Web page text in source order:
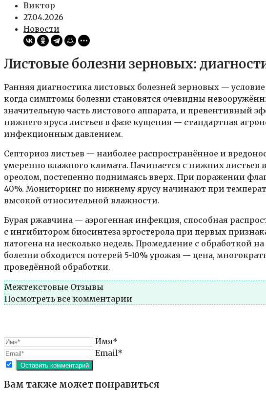
Виктор
27.04.2026
Новости
Листовые болезни зерновых:
Ранняя диагностика листовых болезней зерновых —
когда симптомы болезни становятся очевидны
значительную часть листового аппарата, и превентивный
нижнего яруса листьев в фазе кущения — стандартная
инфекционным давлением.
Септориоз листьев — наиболее распространённое и
умеренно влажного климата. Начинается с нижних листьев
ореолом, постепенно поднимаясь вверх. При поражении
40%. Мониторинг по нижнему ярусу начинают при
высокой относительной влажности.
Бурая ржавчина — аэрогенная инфекция, способная
с ингибитором биосинтеза эргостерола при первых
патогена на несколько недель. Промедление с обработкой
болезни обходится потерей 5-10% урожая — цена,
проведённой обработки.
Межтекстовые Отзывы
Посмотреть все комментарии
Имя*
Email*
Вам также может понравиться